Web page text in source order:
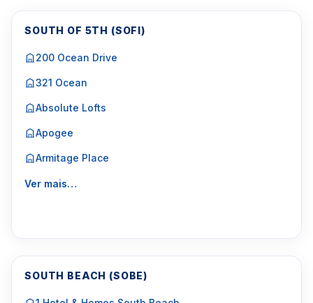
SOUTH OF 5TH (SOFI)
200 Ocean Drive
321 Ocean
Absolute Lofts
Apogee
Armitage Place
Ver mais…
SOUTH BEACH (SOBE)